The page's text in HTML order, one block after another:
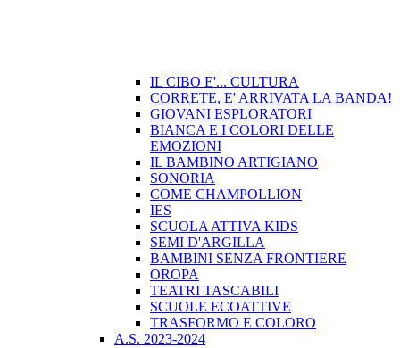
IL CIBO E'... CULTURA
CORRETE, E' ARRIVATA LA BANDA!
GIOVANI ESPLORATORI
BIANCA E I COLORI DELLE
EMOZIONI
IL BAMBINO ARTIGIANO
SONORIA
COME CHAMPOLLION
IES
SCUOLA ATTIVA KIDS
SEMI D'ARGILLA
BAMBINI SENZA FRONTIERE
OROPA
TEATRI TASCABILI
SCUOLE ECOATTIVE
TRASFORMO E COLORO
A.S. 2023-2024